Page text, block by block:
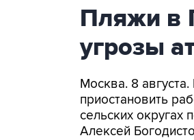
Пляжи в
угрозы
Москва. 8
приостановить
сельских округах
Алексей